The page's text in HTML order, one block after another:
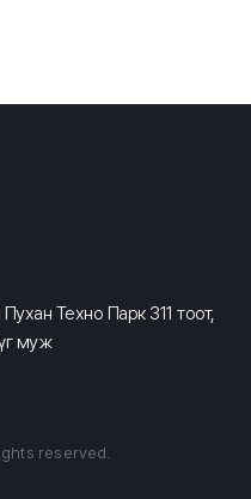
Техно Парк 311 тоот,
муж
reserved.